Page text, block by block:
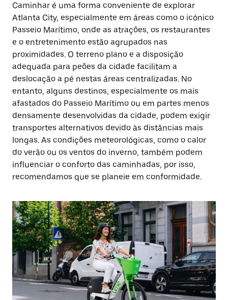
Caminhar é uma forma conveniente de explorar
Atlanta City, especialmente em áreas como o icónico
Passeio Marítimo, onde as atrações, os restaurantes
e o entretenimento estão agrupados nas
proximidades. O terreno plano e a disposição
adequada para peões da cidade facilitam a
deslocação a pé nestas áreas centralizadas. No
entanto, alguns destinos, especialmente os mais
afastados do Passeio Marítimo ou em partes menos
densamente desenvolvidas da cidade, podem exigir
transportes alternativos devido às distâncias mais
longas. As condições meteorológicas, como o calor
do verão ou os ventos do inverno, também podem
influenciar o conforto das caminhadas, por isso,
recomendamos que se planeie em conformidade.